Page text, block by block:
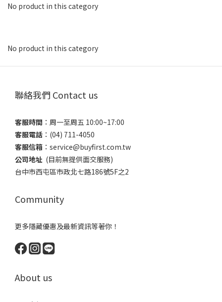
No product in this category
No product in this category
聯絡我們 Contact us
客服時間 ：​周一至周五 10:00~17:00
客服電話 ​：(04) 711-4050
客服信箱 ：​service@buyfirst.com.tw
公司地址 (目前無提供面交服務) ​
台中市西屯區市政北七路186號5F之2
Community
更多隱藏優惠及最新資訊等著你！
About us